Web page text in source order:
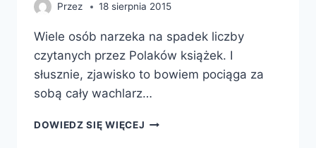
Przez 18 sierpnia 2015
Wiele osób narzeka na spadek liczby
czytanych przez Polaków książek. I
słusznie, zjawisko to bowiem pociąga za
sobą cały wachlarz…
DOWIEDZ SIĘ WIĘCEJ JAK